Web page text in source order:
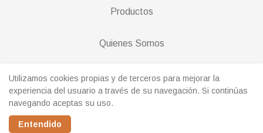
Productos
Quienes Somos
Cambios y Devoluciones
Utilizamos cookies propias y de terceros para mejorar la
experiencia del usuario a través de su navegación. Si continúas
navegando aceptas su uso.
Entendido